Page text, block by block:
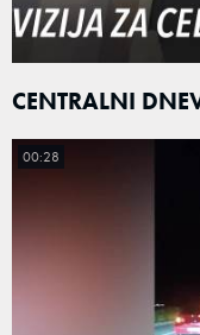
CENTRALNI
00:28